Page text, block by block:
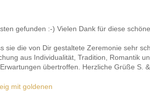
gefunden :-) Vielen Dank für diese
die von Dir gestaltete Zeremonie sehr
aus Individualität, Tradition, Romantik
übertroffen. Herzliche Grüße S. &